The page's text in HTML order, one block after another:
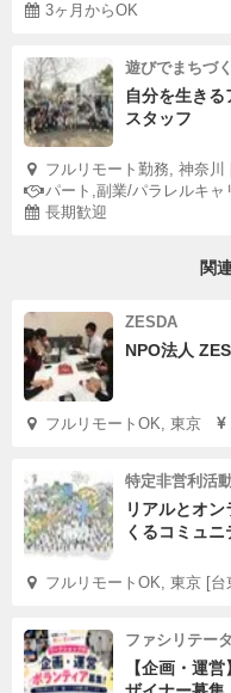
3ヶ月からOK
遊びでまちづ
自分を生き
スタッフ
フルリモート勤務, 神奈川
パート,副業/パラレルキャ
長期歓迎
関
ZESDA
NPO法人
フルリモートOK, 東京
特定非営利活
リアルとオ
くるコミュ
フルリモートOK, 東京 [台
ファシリテー
【企画・運